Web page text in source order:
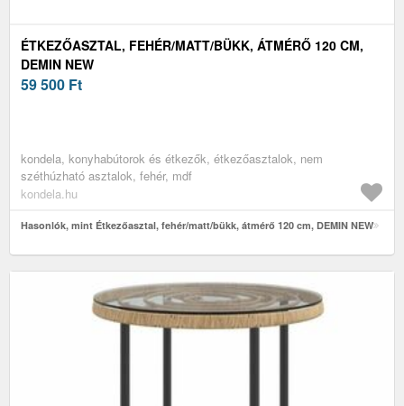
ÉTKEZŐASZTAL, FEHÉR/MATT/BÜKK, ÁTMÉRŐ 120 CM,
DEMIN NEW
59 500 Ft
kondela, konyhabútorok és étkezők, étkezőasztalok, nem
széthúzható asztalok, fehér, mdf
kondela.hu
Hasonlók, mint Étkezőasztal, fehér/matt/bükk, átmérő 120 cm, DEMIN NEW